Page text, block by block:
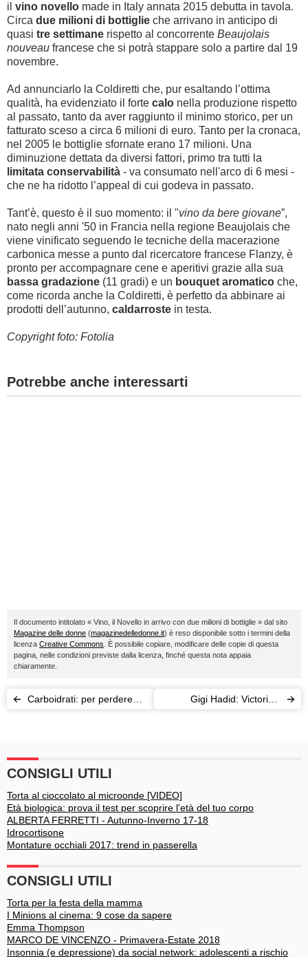
il vino novello made in Italy annata 2015 debutta in tavola.
Circa due milioni di bottiglie che arrivano in anticipo di
quasi tre settimane rispetto al concorrente Beaujolais
nouveau francese che si potrà stappare solo a partire dal 19
novembre.
Ad annunciarlo la Coldiretti che, pur esaltando l’ottima
qualità, ha evidenziato il forte calo nella produzione rispetto
al passato, tanto da aver raggiunto il minimo storico, per un
fatturato sceso a circa 6 milioni di euro. Tanto per la cronaca,
nel 2005 le bottiglie sfornate erano 17 milioni. Una
diminuzione dettata da diversi fattori, primo tra tutti la
limitata conservabilità - va consumato nell'arco di 6 mesi -
che ne ha ridotto l’appeal di cui godeva in passato.
Tant’è, questo è il suo momento: il "vino da bere giovane”,
nato negli anni '50 in Francia nella regione Beaujolais che
viene vinificato seguendo le tecniche della macerazione
carbonica messe a punto dal ricercatore francese Flanzy, è
pronto per accompagnare cene e aperitivi grazie alla sua
bassa gradazione (11 gradi) e un bouquet aromatico che,
come ricorda anche la Coldiretti, è perfetto da abbinare ai
prodotti dell’autunno, caldarroste in testa.
Copyright foto: Fotolia
Potrebbe anche interessarti
Il documento intitolato « Vino, il Novello in arrivo con due milioni di bottiglie » dal sito
Magazine delle donne (magazinedelledonne.it) è reso disponibile sotto i termini della
licenza Creative Commons . È possibile copiare, modificare delle copie di questa
pagina, nelle condizioni previste dalla licenza, finché questa nota appaia
chiaramente.
Carboidrati: per perdere
Gigi Hadid: Victoria’s
CONSIGLI UTILI
Torta al cioccolato al microonde [VIDEO]
Età biologica: prova il test per scoprire l'età del tuo corpo
ALBERTA FERRETTI - Autunno-Inverno 17-18
Idrocortisone
Montature occhiali 2017: trend in passerella
CONSIGLI UTILI
Torta per la festa della mamma
I Minions al cinema: 9 cose da sapere
Emma Thompson
MARCO DE VINCENZO - Primavera-Estate 2018
Insonnia (e depressione) da social network: adolescenti a rischio